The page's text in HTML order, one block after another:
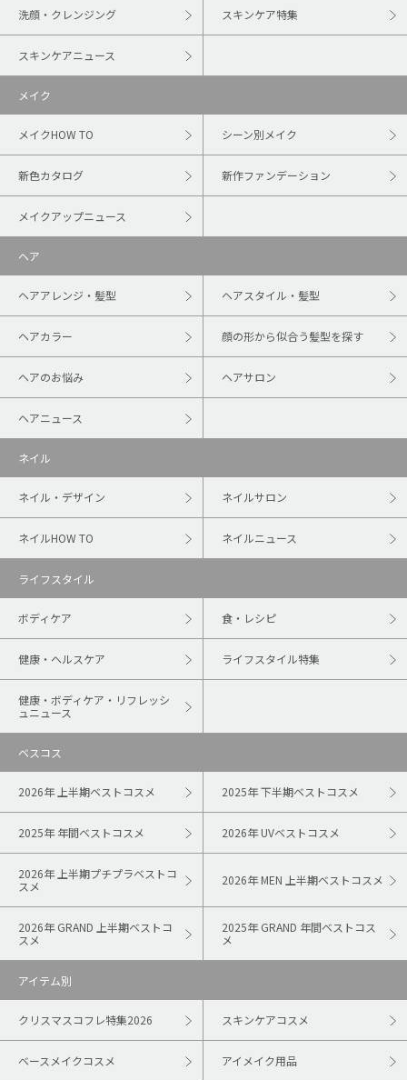
洗顔・クレンジング スキンケア特集
スキンケアニュース
メイク
メイクHOW TO シーン別メイク
新色カタログ 新作ファンデーション
メイクアップニュース
ヘア
ヘアアレンジ・髪型 ヘアスタイル・髪型
ヘアカラー 顔の形から似合う髪型を探す
ヘアのお悩み ヘアサロン
ヘアニュース
ネイル
ネイル・デザイン ネイルサロン
ネイルHOW TO ネイルニュース
ライフスタイル
ボディケア 食・レシピ
健康・ヘルスケア ライフスタイル特集
健康・ボディケア・リフレッシ
ュニュース
ベスコス
2026年 上半期ベストコスメ 2025年 下半期ベストコスメ
2025年 年間ベストコスメ 2026年 UVベストコスメ
2026年 上半期プチプラベストコ
スメ
2026年 MEN 上半期ベストコスメ
2026年 GRAND 上半期ベストコ
スメ
2025年 GRAND 年間ベストコス
メ
アイテム別
クリスマスコフレ特集2026 スキンケアコスメ
ベースメイクコスメ アイメイク用品